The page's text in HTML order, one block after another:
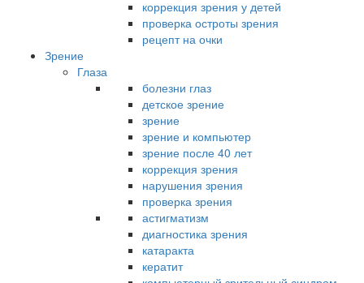
коррекция зрения у детей
проверка остроты зрения
рецепт на очки
Зрение
Глаза
болезни глаз
детское зрение
зрение
зрение и компьютер
зрение после 40 лет
коррекция зрения
нарушения зрения
проверка зрения
астигматизм
диагностика зрения
катаракта
кератит